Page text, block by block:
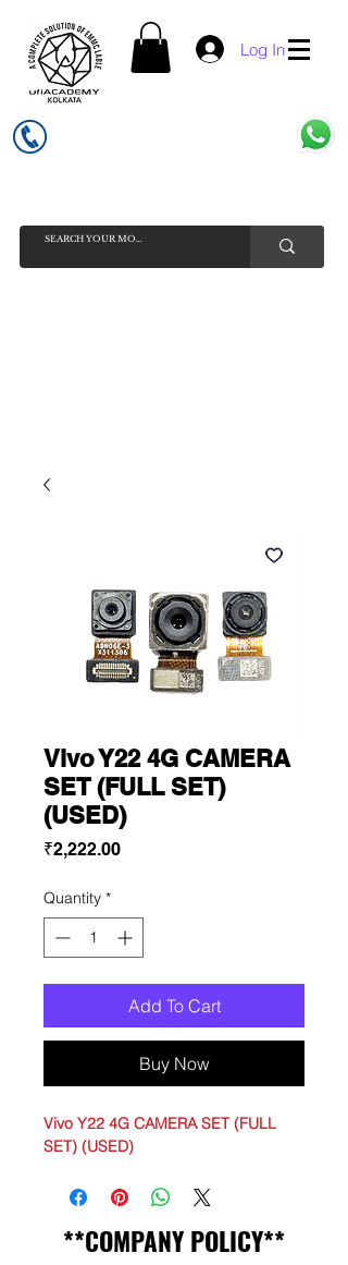
Log In
Vivo Y22 4G CAMERA
SET (FULL SET)
(USED)
₹2,222.00Price
Quantity *
Add To Cart
Buy Now
Vivo Y22 4G CAMERA SET (FULL
SET) (USED)
**COMPANY POLICY**